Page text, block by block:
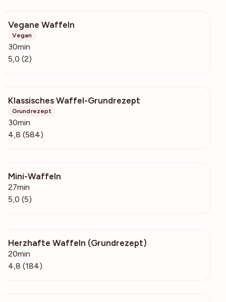
Vegane Waffeln
Vegan
30min
5,0 (2)
Klassisches Waffel-Grundrezept
Grundrezept
30min
4,8 (584)
Mini-Waffeln
27min
5,0 (5)
Herzhafte Waffeln (Grundrezept)
20min
4,8 (184)